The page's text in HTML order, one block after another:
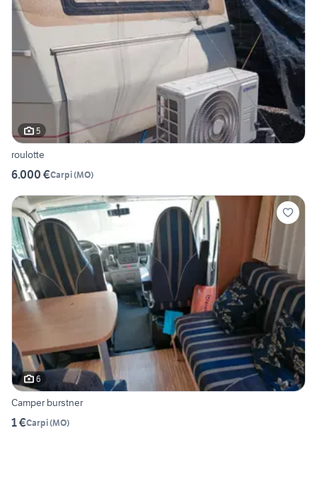
5
roulotte
6.000 €Carpi(MO)
6
Camper burstner
1 €Carpi(MO)